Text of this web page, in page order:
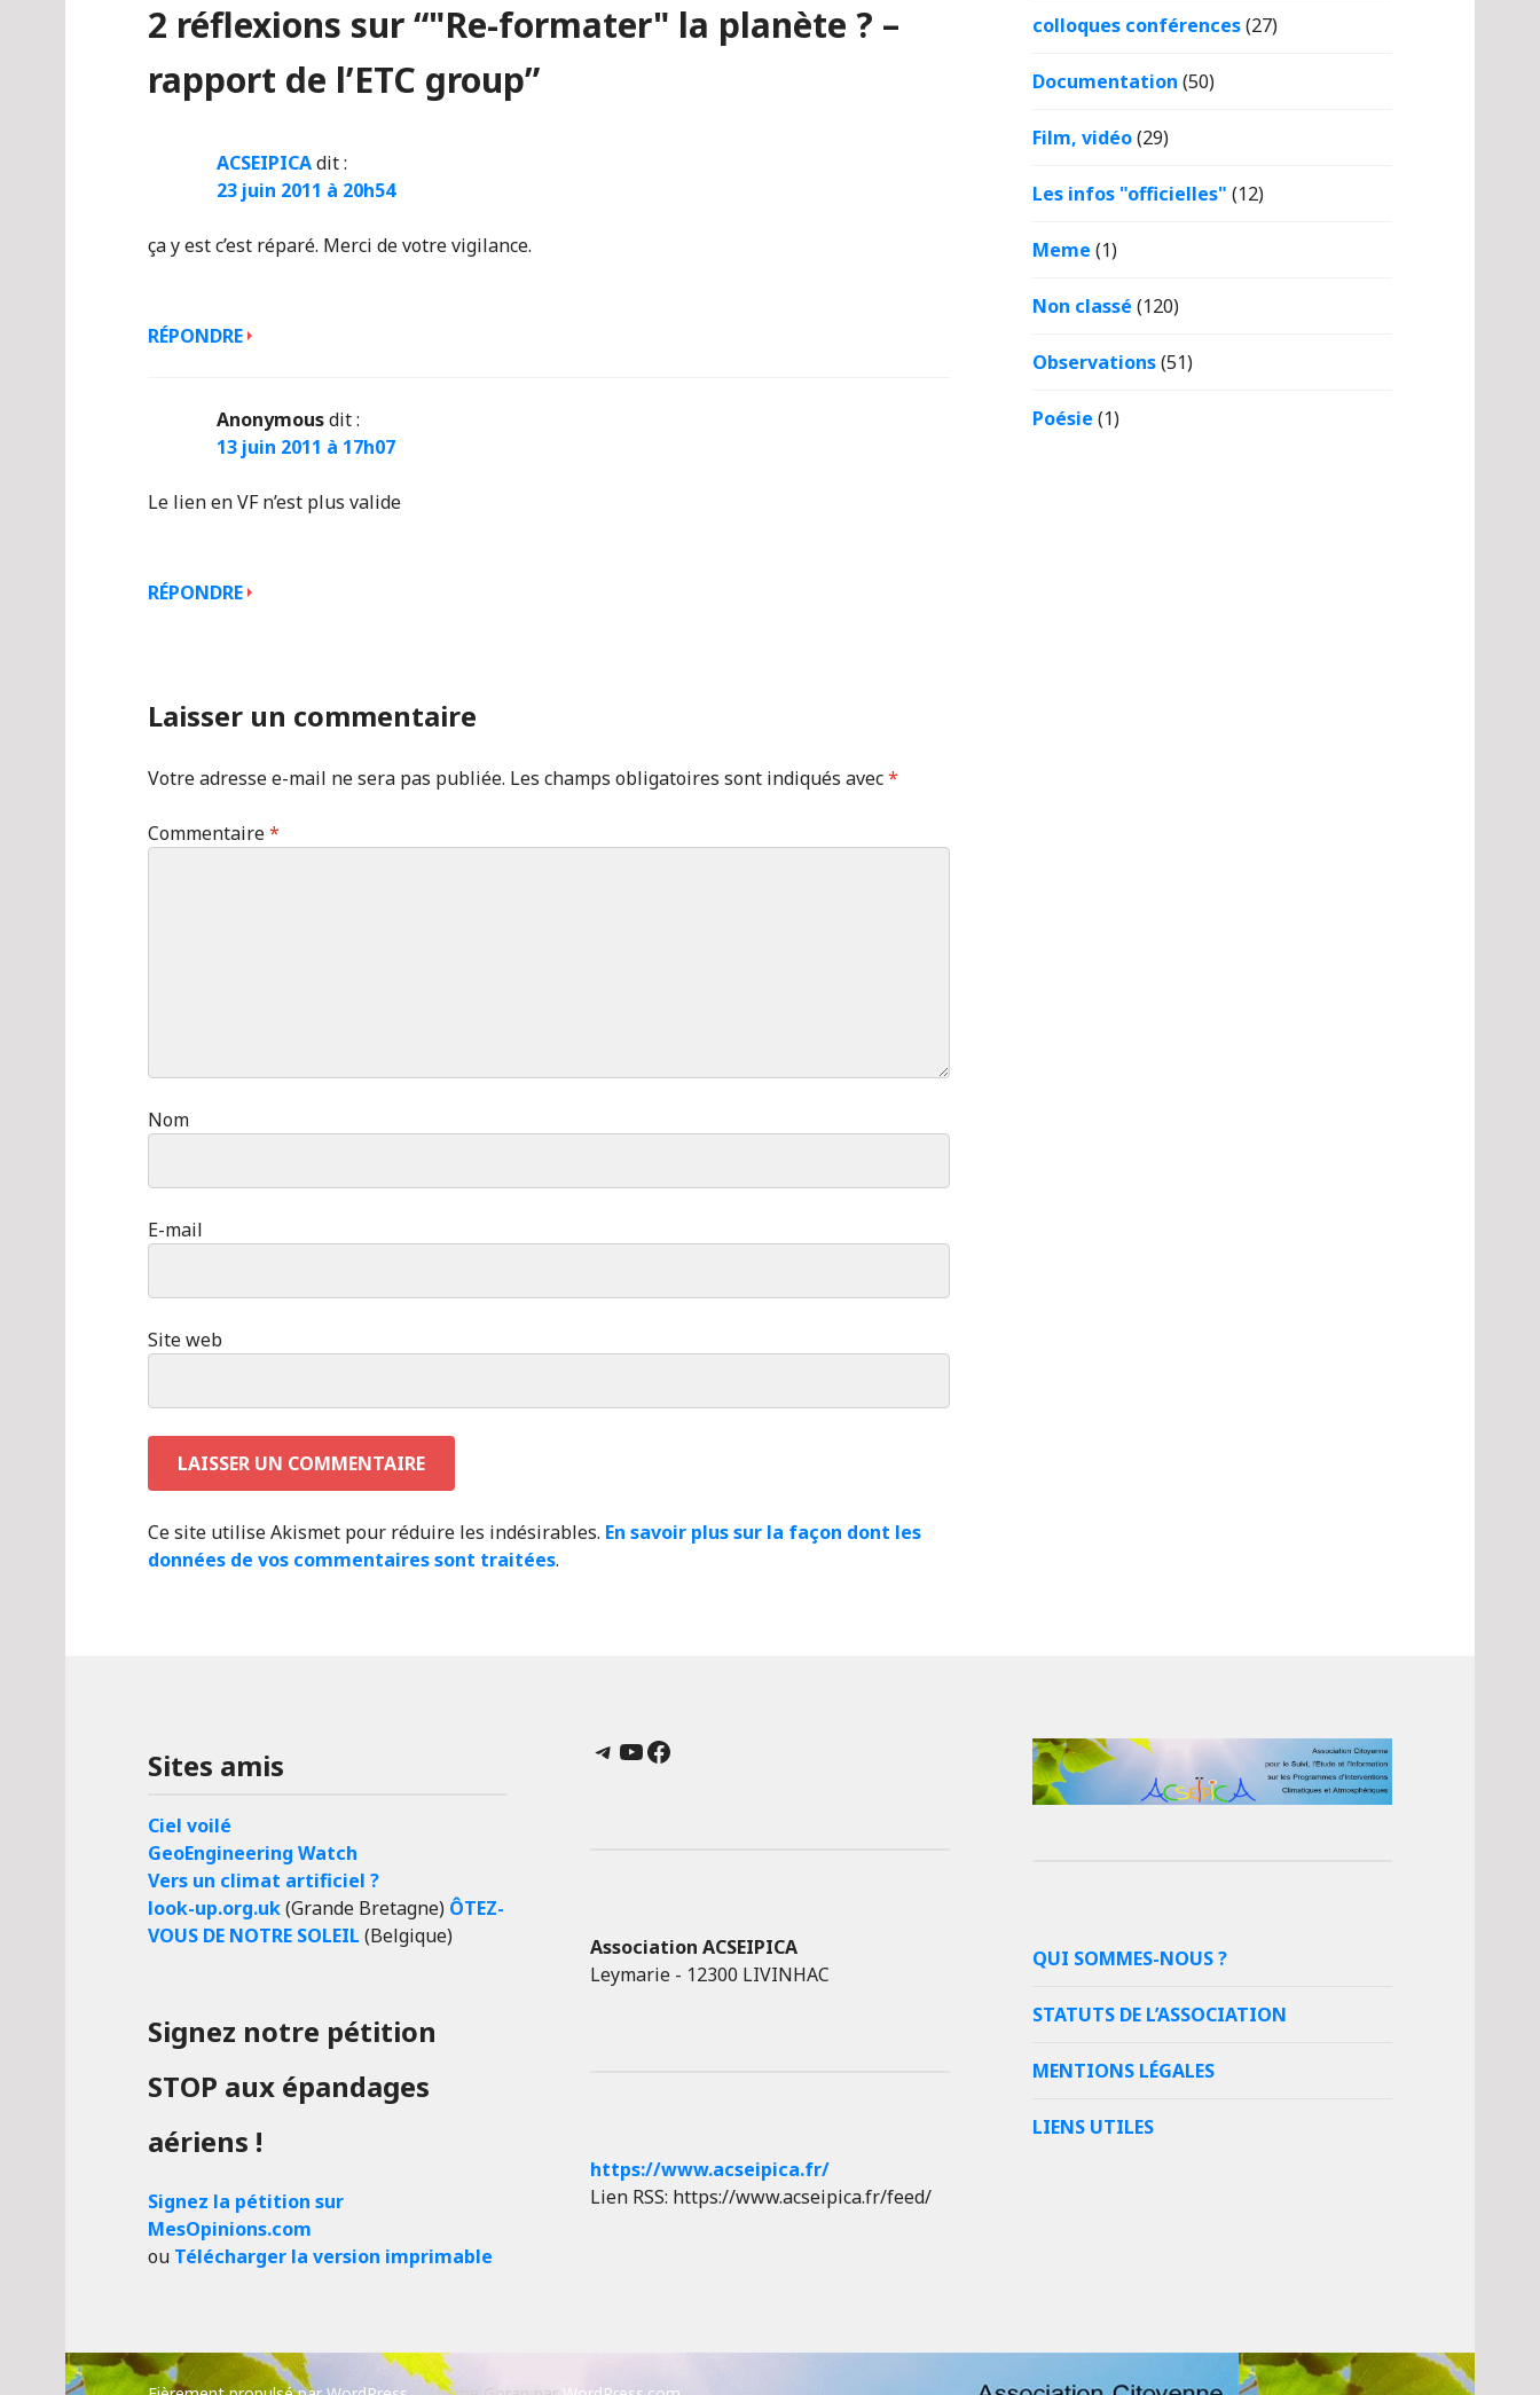
2 réflexions sur “"Re-formater" la planète ? –
rapport de l’ETC group”
ACSEIPICAdit :
23 juin 2011 à 20h54
ça y est c’est réparé. Merci de votre vigilance.
RÉPONDRE
Anonymousdit :
13 juin 2011 à 17h07
Le lien en VF n’est plus valide
RÉPONDRE
Laisser un commentaire
Votre adresse e-mail ne sera pas publiée. Les champs obligatoires sont indiqués avec*
Commentaire*
Nom
E-mail
Site web
Ce site utilise Akismet pour réduire les indésirables. En savoir plus sur la façon dont les
données de vos commentaires sont traitées.
colloques conférences(27)
Documentation (50)
Film, vidéo(29)
Les infos "officielles" (12)
Meme (1)
Non classé (120)
Observations(51)
Poésie (1)
Sites amis
Ciel voilé
GeoEngineering Watch
Vers un climat artificiel ?
look-up.org.uk(Grande Bretagne) ÔTEZ-
VOUS DE NOTRE SOLEIL (Belgique)
Signez notre pétition
STOP aux épandages
aériens !
Signez la pétition sur
MesOpinions.com
ou Télécharger la version imprimable
Telegram
YouTube
Facebook
Association ACSEIPICA
Leymarie - 12300 LIVINHAC
https://www.acseipica.fr/
Lien RSS: https://www.acseipica.fr/feed/
QUI SOMMES-NOUS ?
STATUTS DE L’ASSOCIATION
MENTIONS LÉGALES
LIENS UTILES